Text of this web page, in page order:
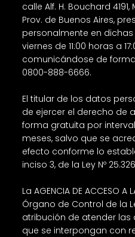
calle Alf. H. Bouchard
Prov. de Buenos Aires,
personalmente en
viernes de 11:00 horas a
comunicándose de
0800-888-6666.
El titular de los datos
de ejercer el derecho de
forma gratuita por
meses, salvo que se
efecto conforme lo
inciso 3, de la Ley Nº
La AGENCIA DE ACCESO A
Órgano de Control de la
atribución de atender las
que se interpongan con